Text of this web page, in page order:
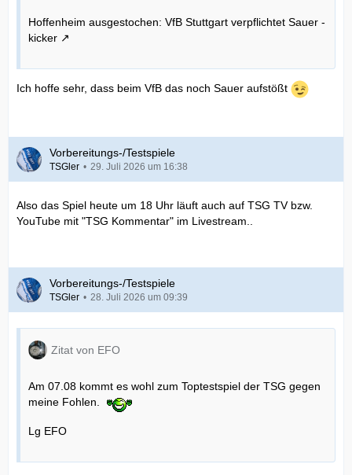
Hoffenheim ausgestochen: VfB Stuttgart verpflichtet Sauer -
kicker
Ich hoffe sehr, dass beim VfB das noch Sauer aufstößt
Vorbereitungs-/Testspiele
TSGler 29. Juli 2026 um 16:38
Also das Spiel heute um 18 Uhr läuft auch auf TSG TV bzw.
YouTube mit "TSG Kommentar" im Livestream..
Vorbereitungs-/Testspiele
TSGler 28. Juli 2026 um 09:39
Zitat von EFO
Am 07.08 kommt es wohl zum Toptestspiel der TSG gegen
meine Fohlen.
Lg EFO